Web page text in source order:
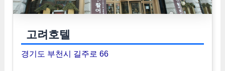
고려호텔
경기도 부천시 길주로 66